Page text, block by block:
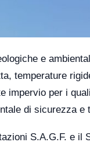
e
temperature
per i
di sicurezza e
S.A.G.F. e il